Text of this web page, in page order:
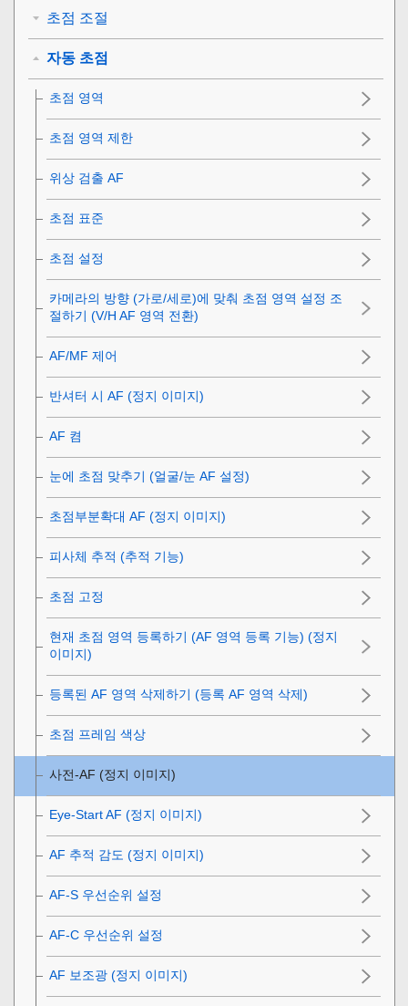
초점 조절
자동 초점
초점 영역
초점 영역 제한
위상 검출 AF
초점 표준
초점 설정
카메라의 방향 (가로/세로)에 맞춰 초점 영역 설정 조
절하기 (V/H AF 영역 전환)
AF/MF 제어
반셔터 시 AF (정지 이미지)
AF 켬
눈에 초점 맞추기 (얼굴/눈 AF 설정)
초점부분확대 AF (정지 이미지)
피사체 추적 (추적 기능)
초점 고정
현재 초점 영역 등록하기 (AF 영역 등록 기능) (정지
이미지)
등록된 AF 영역 삭제하기 (등록 AF 영역 삭제)
초점 프레임 색상
사전-AF (정지 이미지)
Eye-Start AF (정지 이미지)
AF 추적 감도 (정지 이미지)
AF-S 우선순위 설정
AF-C 우선순위 설정
AF 보조광 (정지 이미지)